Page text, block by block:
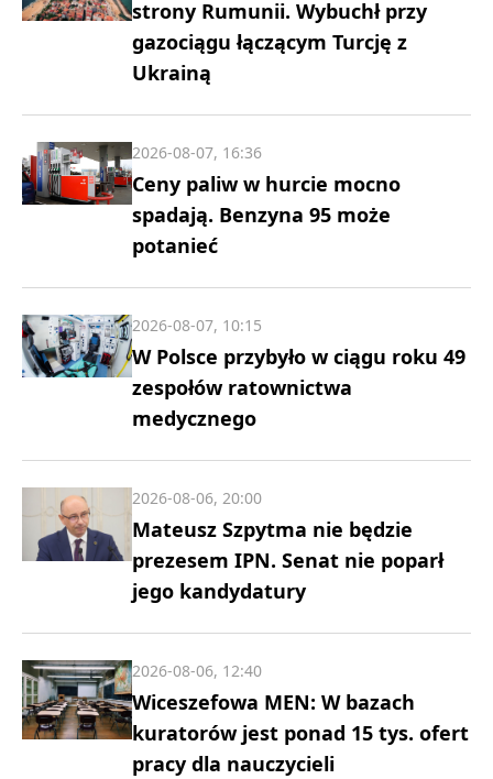
strony Rumunii. Wybuchł przy
gazociągu łączącym Turcję z
Ukrainą
Ceny paliw w hurcie mocno
spadają. Benzyna 95 może
potanieć
2026-08-07, 16:36
W Polsce przybyło w ciągu roku 49
zespołów ratownictwa
medycznego
2026-08-07, 10:15
Mateusz Szpytma nie będzie
prezesem IPN. Senat nie poparł
jego kandydatury
2026-08-06, 20:00
Wiceszefowa MEN: W bazach
kuratorów jest ponad 15 tys. ofert
pracy dla nauczycieli
2026-08-06, 12:40